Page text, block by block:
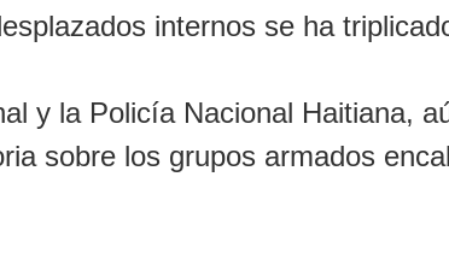
internos se ha
y la Policía Nacional Haitiana,
sobre los grupos armados